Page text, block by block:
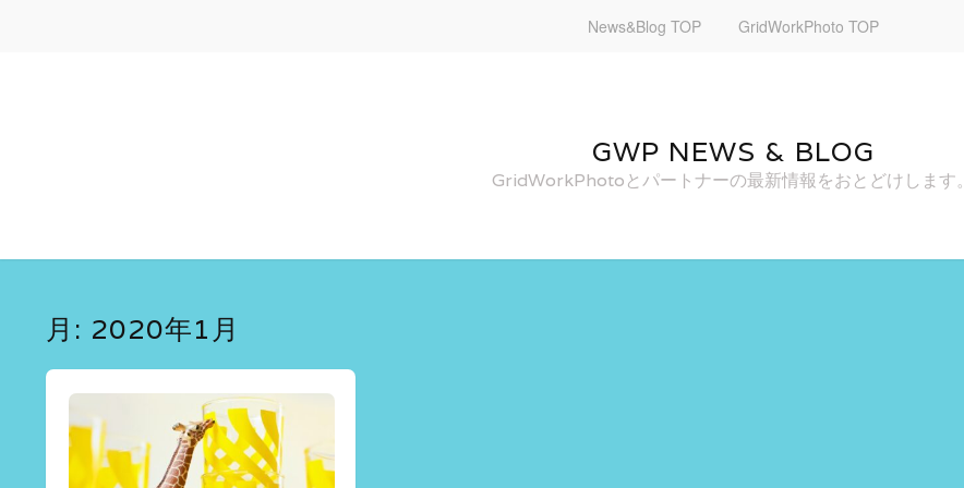
News&Blog TOP GridWorkPhoto TOP
GWP NEWS & BLOG
GridWorkPhotoとパートナーの最新情報をおとどけします。
月: 2020年1月